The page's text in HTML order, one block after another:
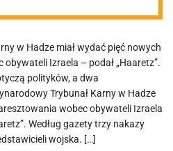
i
w Hadze miał wydać pięć nowych
Izraela – podał „Haaretz”.
polityków, a dwa
Trybunał Karny w Hadze
wobec obywateli Izraela
Według gazety trzy nakazy
wojska. […]